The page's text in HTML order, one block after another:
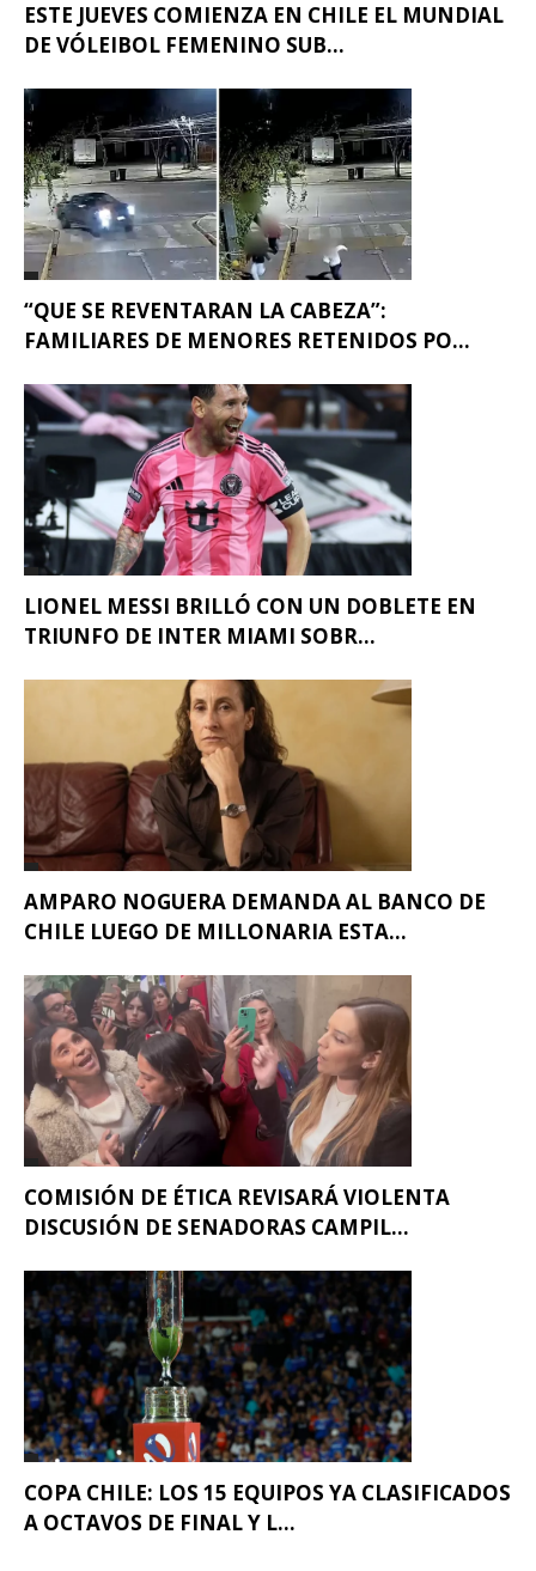
ESTE JUEVES COMIENZA EN CHILE EL MUNDIAL
DE VÓLEIBOL FEMENINO SUB...
“QUE SE REVENTARAN LA CABEZA”:
FAMILIARES DE MENORES RETENIDOS PO...
LIONEL MESSI BRILLÓ CON UN DOBLETE EN
TRIUNFO DE INTER MIAMI SOBR...
AMPARO NOGUERA DEMANDA AL BANCO DE
CHILE LUEGO DE MILLONARIA ESTA...
COMISIÓN DE ÉTICA REVISARÁ VIOLENTA
DISCUSIÓN DE SENADORAS CAMPIL...
COPA CHILE: LOS 15 EQUIPOS YA CLASIFICADOS
A OCTAVOS DE FINAL Y L...